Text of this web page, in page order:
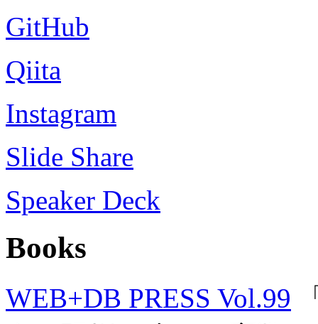
GitHub
Qiita
Instagram
Slide Share
Speaker Deck
Books
WEB+DB PRESS Vol.99